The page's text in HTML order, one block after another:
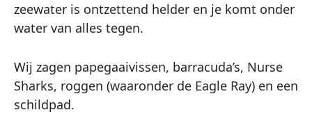
zeewater is ontzettend helder en je komt onder
water van alles tegen.
Wij zagen papegaaivissen, barracuda’s, Nurse
Sharks, roggen (waaronder de Eagle Ray) en een
schildpad.